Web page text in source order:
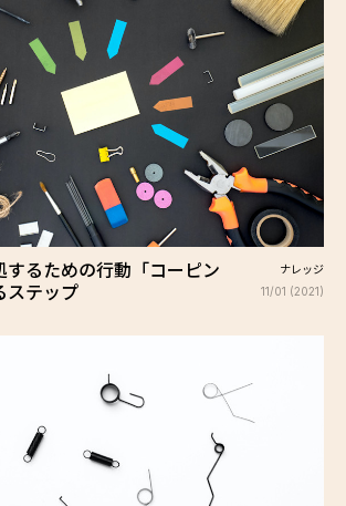
するための行動「コーピン
ステップ
ナレッジ
11/01 (2021)